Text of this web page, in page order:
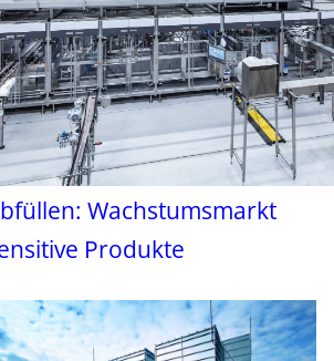
Wachstumsmarkt
Produkte